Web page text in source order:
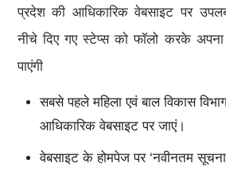
प्रदेश की आधिकारिक वेबसाइट पर
नीचे दिए गए स्टेप्स को फॉलो करके
पाएंगी
सबसे पहले महिला एवं बाल विकास
आधिकारिक वेबसाइट पर जाएं।
वेबसाइट के होमपेज पर ‘नवीनतम सूचना’